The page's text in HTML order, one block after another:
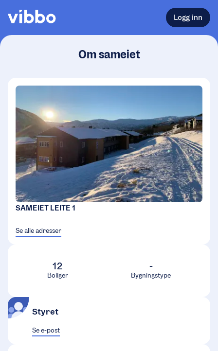
Logg inn
Om sameiet
SAMEIET LEITE 1
Se alle adresser
12
Boliger
-
Bygningstype
Styret
Se e-post